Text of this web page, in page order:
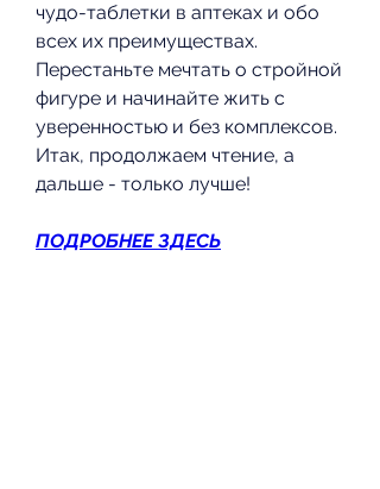
чудо-таблетки в аптеках и обо
всех их преимуществах.
Перестаньте мечтать о стройной
фигуре и начинайте жить с
уверенностью и без комплексов.
Итак, продолжаем чтение, а
дальше - только лучше!
ПОДРОБНЕЕ ЗДЕСЬ